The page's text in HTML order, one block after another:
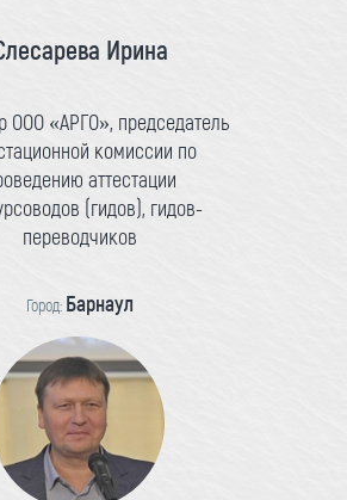
Ирина
ООО «АРГО», председатель
комиссии по
аттестации
(гидов), гидов-
переводчиков
Город: Барнаул